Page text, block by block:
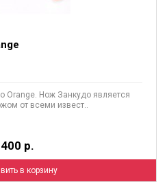
Orange. Нож Занкудо является
от всеми извест..
р.
в корзину